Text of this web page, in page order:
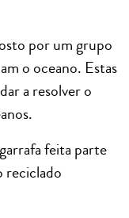
por um grupo
o oceano. Estas
a resolver o
feita parte
reciclado